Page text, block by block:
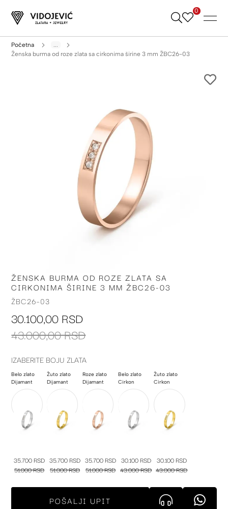
Skip
0
Početna
...
Ženska burma od roze zlata sa cirkonima širine 3 mm ŽBC26-03
Skip
to
the
of
images
ŽENSKA BURMA OD ROZE ZLATA SA
CIRKONIMA ŠIRINE 3 MM ŽBC26-03
ŽBC26-03
30.100,00 RSD
43.000,00 RSD
IZABERITE BOJU ZLATA
Belo zlato
Dijamant
35.700 RSD
51.000 RSD
Žuto zlato
Dijamant
35.700 RSD
51.000 RSD
Roze zlato
Dijamant
35.700 RSD
51.000 RSD
Belo zlato
Cirkon
30.100 RSD
43.000 RSD
Žuto zlato
Cirkon
30.100 RSD
43.000 RSD
POŠALJI UPIT